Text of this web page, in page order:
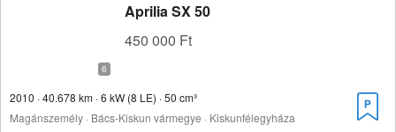
Aprilia SX 50
450 000 Ft
2010 · 40.678 km · 6 kW (8 LE) · 50 cm³
Magánszemély · Bács-Kiskun vármegye · Kiskunfélegyháza